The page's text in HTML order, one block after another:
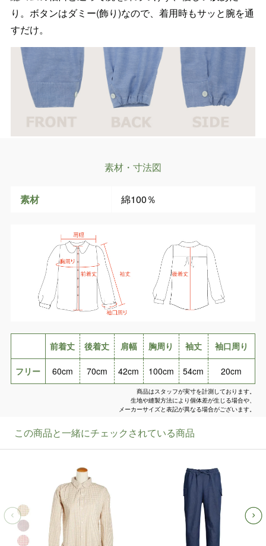
り。ボタンはダミー(飾り)なので、着用時もサッと腕を通
すだけ。
素材・寸法図
素材 綿100％
前着丈 後着丈 肩幅 胸周り 袖丈 袖口周り
フリー 60cm 70cm 42cm 100cm 54cm 20cm
商品はスタッフが実寸を計測しております。
生地や縫製方法により個体差が生じる場合や、
メーカーサイズと表記が異なる場合がございます。